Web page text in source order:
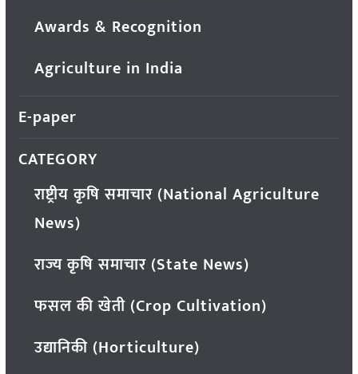
Awards & Recognition
Agriculture in India
E-paper
CATEGORY
राष्ट्रीय कृषि समाचार (National Agriculture
News)
राज्य कृषि समाचार (State News)
फसल की खेती (Crop Cultivation)
उद्यानिकी (Horticulture)